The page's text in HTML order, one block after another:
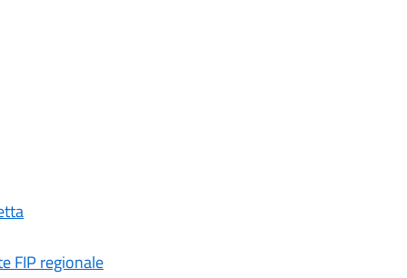
FIP regionale